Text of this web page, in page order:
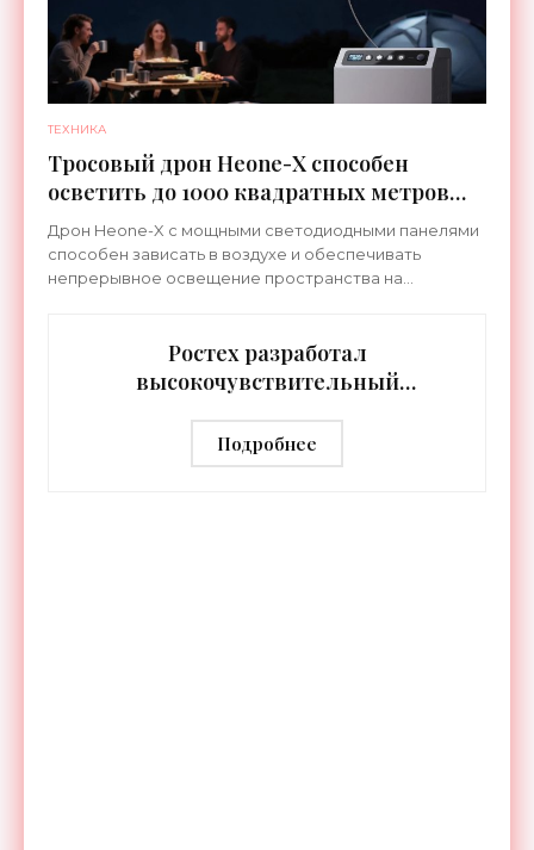
ТЕХНИКА
Тросовый дрон Heone-X способен
осветить до 1000 квадратных метров
земли - «Беспилотники»
Дрон Heone-X с мощными светодиодными панелями
способен зависать в воздухе и обеспечивать
непрерывное освещение пространства на
Ростех разработал
высокочувствительный
дальностью распознавания до 2 км
- «Гаджеты»
Подробнее